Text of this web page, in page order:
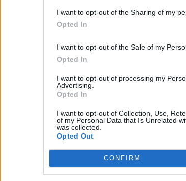
I want to opt-out of the Sharing of my
Opted In
I want to opt-out of the Sale of my
Opted In
I want to opt-out of processing my
Advertising.
Opted In
I want to opt-out of Collection, Use,
of my Personal Data that Is Unrelated
was collected.
Opted Out
CONFIRM